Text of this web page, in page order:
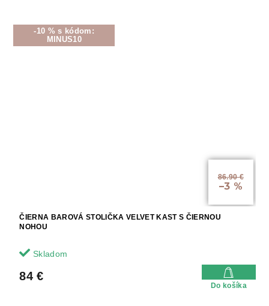
-10 % s kódom:
MINUS10
86.90 €
–3 %
ČIERNA BAROVÁ STOLIČKA VELVET KAST S ČIERNOU
NOHOU
Skladom
84 €
Do košíka